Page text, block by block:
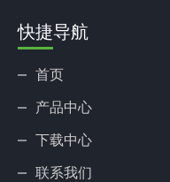
快捷导航
首页
产品中心
下载中心
联系我们